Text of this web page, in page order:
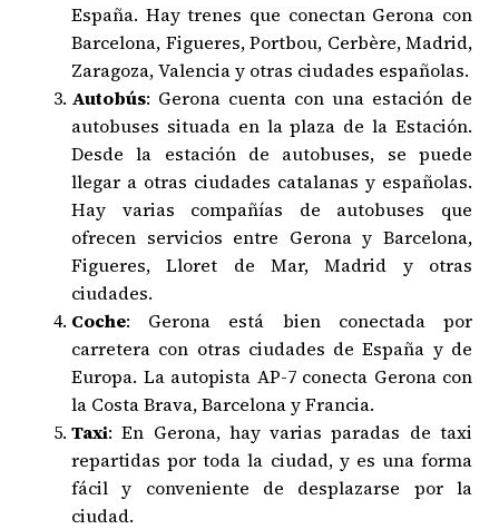
España. Hay trenes que conectan Gerona con
Barcelona, Figueres, Portbou, Cerbère, Madrid,
Zaragoza, Valencia y otras ciudades españolas.
Autobús: Gerona cuenta con una estación de
autobuses situada en la plaza de la Estación.
Desde la estación de autobuses, se puede
llegar a otras ciudades catalanas y españolas.
Hay varias compañías de autobuses que
ofrecen servicios entre Gerona y Barcelona,
Figueres, Lloret de Mar, Madrid y otras
ciudades.
Coche: Gerona está bien conectada por
carretera con otras ciudades de España y de
Europa. La autopista AP-7 conecta Gerona con
la Costa Brava, Barcelona y Francia.
Taxi: En Gerona, hay varias paradas de taxi
repartidas por toda la ciudad, y es una forma
fácil y conveniente de desplazarse por la
ciudad.